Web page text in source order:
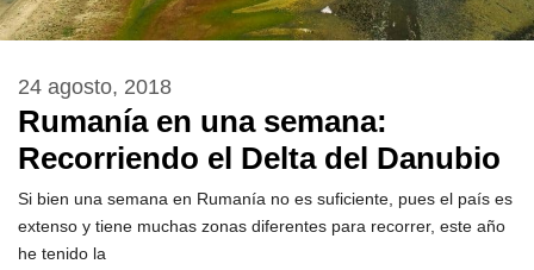
Rumanía en una semana:
Recorriendo el Delta del Danubio
24 agosto, 2018
Si bien una semana en Rumanía no es suficiente, pues el país es
extenso y tiene muchas zonas diferentes para recorrer, este año
he tenido la